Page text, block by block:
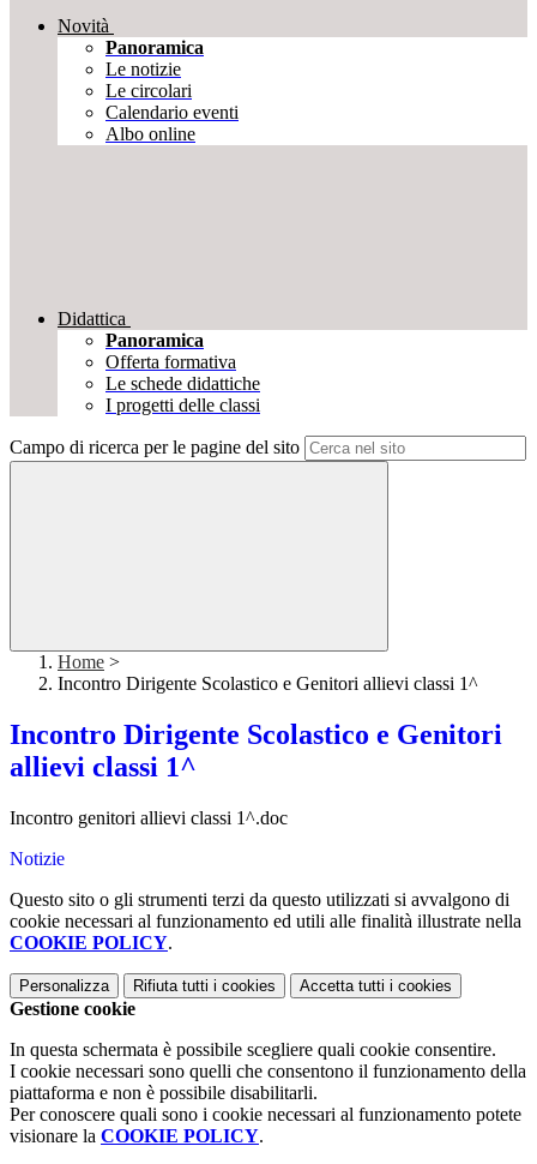
Novità
Panoramica
Le notizie
Le circolari
Calendario eventi
Albo online
Didattica
Panoramica
Offerta formativa
Le schede didattiche
I progetti delle classi
Campo di ricerca per le pagine del sito
Home >
Incontro Dirigente Scolastico e Genitori allievi classi 1^
Incontro Dirigente Scolastico e Genitori
allievi classi 1^
Incontro genitori allievi classi 1^.doc
Notizie
Questo sito o gli strumenti terzi da questo utilizzati si avvalgono di
cookie necessari al funzionamento ed utili alle finalità illustrate nella
COOKIE POLICY.
Personalizza Rifiuta tutti i cookies Accetta tutti i cookies
Gestione cookie
In questa schermata è possibile scegliere quali cookie consentire.
I cookie necessari sono quelli che consentono il funzionamento della
piattaforma e non è possibile disabilitarli.
Per conoscere quali sono i cookie necessari al funzionamento potete
visionare la COOKIE POLICY.